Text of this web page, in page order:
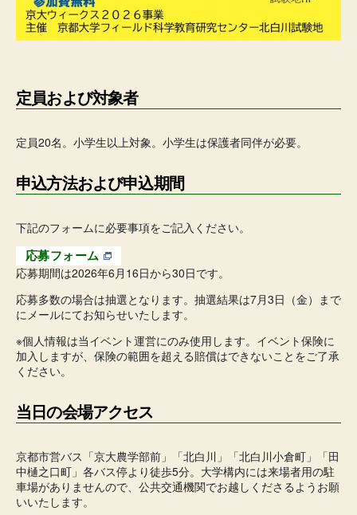
定員および対象者
定員20名。小学生以上対象。小学生は保護者同伴が必要。
申込方法および申込期間
下記のフォームに必要事項をご記入ください。
応募フォーム
応募期間は2026年6月16日から30日です。
応募多数の場合は抽選となります。抽選結果は7月3日（金）まで
にメールにてお知らせいたします。
※個人情報は当イベント運営にのみ使用します。イベント保険に
加入しますが、保険の範囲を超える賠償はできないことをご了承
ください。
当日の会場アクセス
京都市営バス「京大農学部前」「北白川」「北白川小倉町」「田
中樋之口町」各バス停より徒歩5分。大学構内には来場者用の駐
車場がありませんので、公共交通機関でお越しくださるようお願
いいたします。